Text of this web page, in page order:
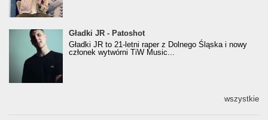
Gładki JR - Patoshot
Gładki JR - Patoshot
Gładki JR to 21-letni raper z Dolnego Śląska i nowy
członek wytwórni TiW Music...
wszystkie